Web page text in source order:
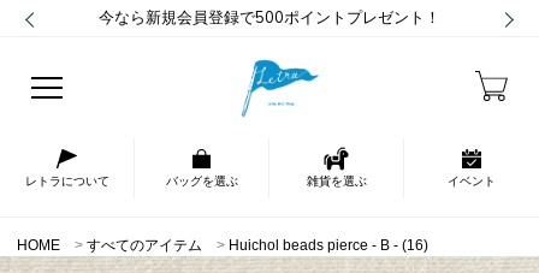
今なら新規会員登録で500ポイントプレゼント！
レトラについて バッグを選ぶ 雑貨を選ぶ イベント
HOME すべてのアイテム Huichol beads pierce - B - (16)